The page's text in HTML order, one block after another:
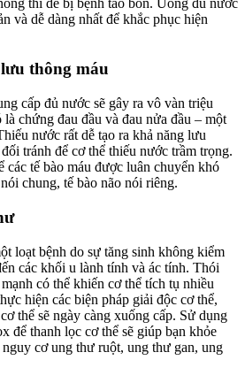
và dễ dàng nhất để khắc phục hiện
thông máu
cấp đủ nước sẽ gây ra vô vàn triệu
chứng đau đầu và đau nửa đầu – một
nước rất dễ tạo ra khả năng lưu
tránh để cơ thể thiếu nước trầm trọng.
các tế bào máu được luân chuyển khó
chung, tế bào não nói riêng.
loạt bệnh do sự tăng sinh không kiểm
các khối u lành tính và ác tính. Thói
có thể khiến cơ thể tích tụ nhiều
hiện các biện pháp giải độc cơ thể,
thể sẽ ngày càng xuống cấp. Sử dụng
để thanh lọc cơ thể sẽ giúp bạn khỏe
cơ ung thư ruột, ung thư gan, ung